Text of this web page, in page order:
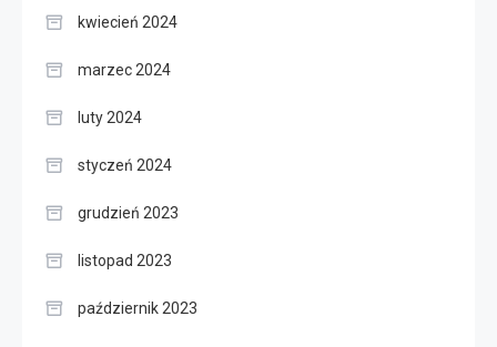
kwiecień 2024
marzec 2024
luty 2024
styczeń 2024
grudzień 2023
listopad 2023
październik 2023